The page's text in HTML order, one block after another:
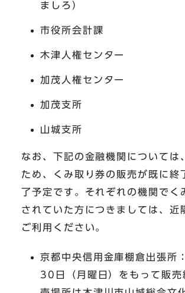
ましろ）
市役所会計課
木津人権センター
加茂人権センター
加茂支所
山城支所
なお、下記の金融機関については
ため、くみ取り券の販売が既に終
了予定です。それぞれの機関でく
されていた方につきましては、近
ご利用ください。
京都中央信用金庫棚倉出張所
30日（月曜日）をもって販売